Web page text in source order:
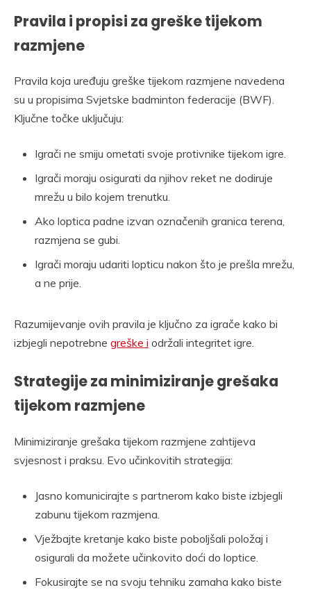
Pravila i propisi za greške tijekom
razmjene
Pravila koja uređuju greške tijekom razmjene navedena
su u propisima Svjetske badminton federacije (BWF).
Ključne točke uključuju:
Igrači ne smiju ometati svoje protivnike tijekom igre.
Igrači moraju osigurati da njihov reket ne dodiruje
mrežu u bilo kojem trenutku.
Ako loptica padne izvan označenih granica terena,
razmjena se gubi.
Igrači moraju udariti lopticu nakon što je prešla mrežu,
a ne prije.
Razumijevanje ovih pravila je ključno za igrače kako bi
izbjegli nepotrebne greške i održali integritet igre.
Strategije za minimiziranje grešaka
tijekom razmjene
Minimiziranje grešaka tijekom razmjene zahtijeva
svjesnost i praksu. Evo učinkovitih strategija:
Jasno komunicirajte s partnerom kako biste izbjegli
zabunu tijekom razmjena.
Vježbajte kretanje kako biste poboljšali položaj i
osigurali da možete učinkovito doći do loptice.
Fokusirajte se na svoju tehniku zamaha kako biste